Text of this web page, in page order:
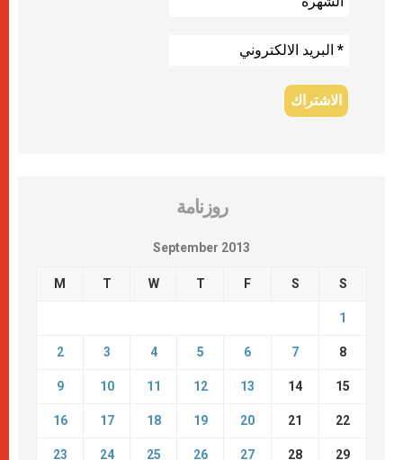
روزنامة
September 2013
M T W T F S S
1
2 3 4 5 6 7 8
9 10 11 12 13 14 15
16 17 18 19 20 21 22
23 24 25 26 27 28 29